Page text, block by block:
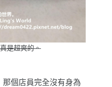
是超爽的。
個店員完全沒有身為